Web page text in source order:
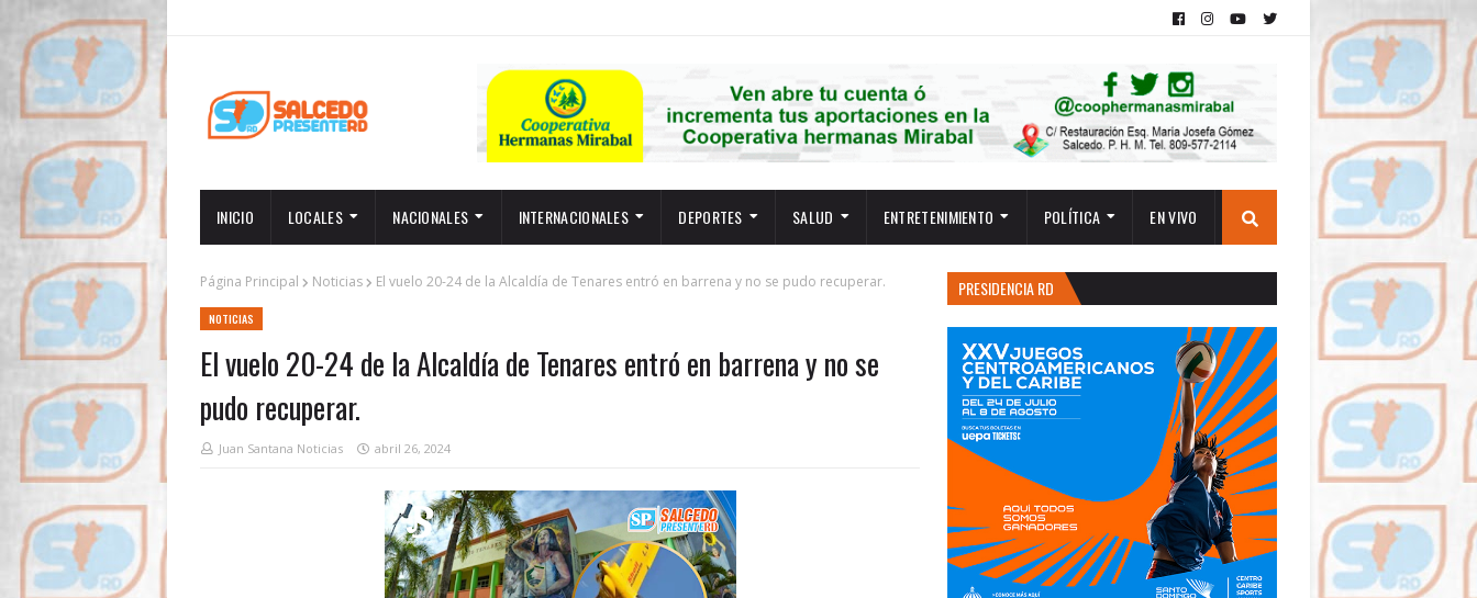
INICIO LOCALES NACIONALES INTERNACIONALES DEPORTES SALUD ENTRETENIMIENTO POLÍTICA EN VIVO
Página Principal Noticias El vuelo 20-24 de la Alcaldía de Tenares entró en barrena y no se pudo recuperar.
NOTICIAS
El vuelo 20-24 de la Alcaldía de Tenares entró en barrena y no se
pudo recuperar.
Juan Santana Noticias abril 26, 2024
PRESIDENCIA RD